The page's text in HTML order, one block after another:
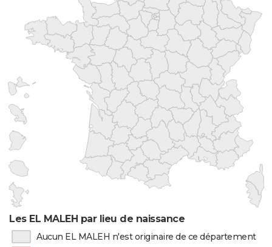
Les EL MALEH par lieu de naissance
Aucun EL MALEH n'est originaire de ce département